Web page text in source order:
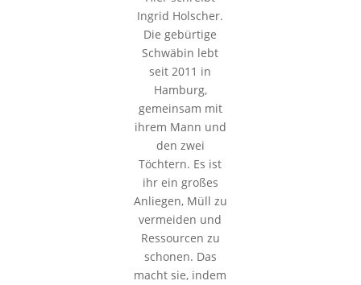
Ingrid Holscher.
Die gebürtige
Schwäbin lebt
seit 2011 in
Hamburg,
gemeinsam mit
ihrem Mann und
den zwei
Töchtern. Es ist
ihr ein großes
Anliegen, Müll zu
vermeiden und
Ressourcen zu
schonen. Das
macht sie, indem